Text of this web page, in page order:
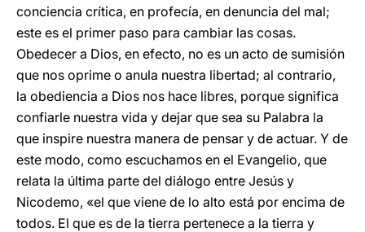
conciencia crítica, en profecía, en denuncia del mal;
este es el primer paso para cambiar las cosas.
Obedecer a Dios, en efecto, no es un acto de sumisión
que nos oprime o anula nuestra libertad; al contrario,
la obediencia a Dios nos hace libres, porque significa
confiarle nuestra vida y dejar que sea su Palabra la
que inspire nuestra manera de pensar y de actuar. Y de
este modo, como escuchamos en el Evangelio, que
relata la última parte del diálogo entre Jesús y
Nicodemo, «el que viene de lo alto está por encima de
todos. El que es de la tierra pertenece a la tierra y